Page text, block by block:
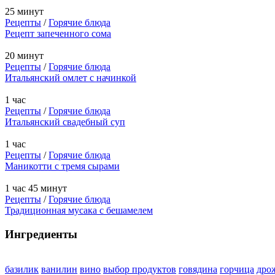
25 минут
Рецепты /Горячие блюда
Рецепт запеченного сома
20 минут
Рецепты /Горячие блюда
Итальянский омлет с начинкой
1 час
Рецепты /Горячие блюда
Итальянский свадебный суп
1 час
Рецепты /Горячие блюда
Маникотти с тремя сырами
1 час 45 минут
Рецепты /Горячие блюда
Традиционная мусака с бешамелем
Ингредиенты
базилик ванилин вино выбор продуктов говядина горчица